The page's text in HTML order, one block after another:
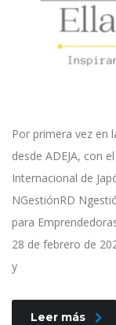
Por primera vez en
desde ADEJA, con
Internacional de
NGestiónRD
para
28 de febrero de
y
Leer más